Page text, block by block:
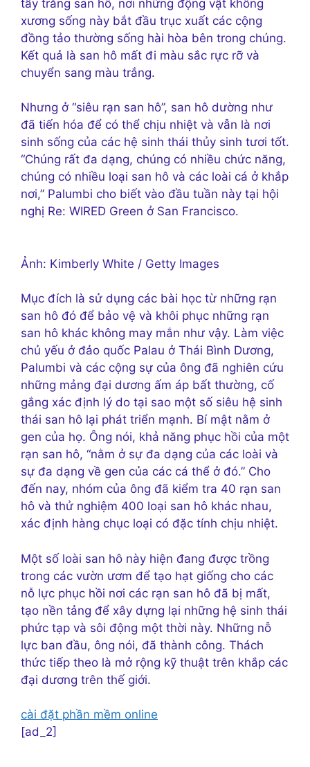
tẩy trắng san hô, nơi những động vật không
xương sống này bắt đầu trục xuất các cộng
đồng tảo thường sống hài hòa bên trong chúng.
Kết quả là san hô mất đi màu sắc rực rỡ và
chuyển sang màu trắng.
Nhưng ở “siêu rạn san hô”, san hô dường như
đã tiến hóa để có thể chịu nhiệt và vẫn là nơi
sinh sống của các hệ sinh thái thủy sinh tươi tốt.
“Chúng rất đa dạng, chúng có nhiều chức năng,
chúng có nhiều loại san hô và các loài cá ở khắp
nơi,” Palumbi cho biết vào đầu tuần này tại hội
nghị Re: WIRED Green ở San Francisco.
Ảnh: Kimberly White / Getty Images
Mục đích là sử dụng các bài học từ những rạn
san hô đó để bảo vệ và khôi phục những rạn
san hô khác không may mắn như vậy. Làm việc
chủ yếu ở đảo quốc Palau ở Thái Bình Dương,
Palumbi và các cộng sự của ông đã nghiên cứu
những mảng đại dương ấm áp bất thường, cố
gắng xác định lý do tại sao một số siêu hệ sinh
thái san hô lại phát triển mạnh. Bí mật nằm ở
gen của họ. Ông nói, khả năng phục hồi của một
rạn san hô, “nằm ở sự đa dạng của các loài và
sự đa dạng về gen của các cá thể ở đó.” Cho
đến nay, nhóm của ông đã kiểm tra 40 rạn san
hô và thử nghiệm 400 loại san hô khác nhau,
xác định hàng chục loại có đặc tính chịu nhiệt.
Một số loài san hô này hiện đang được trồng
trong các vườn ươm để tạo hạt giống cho các
nỗ lực phục hồi nơi các rạn san hô đã bị mất,
tạo nền tảng để xây dựng lại những hệ sinh thái
phức tạp và sôi động một thời này. Những nỗ
lực ban đầu, ông nói, đã thành công. Thách
thức tiếp theo là mở rộng kỹ thuật trên khắp các
đại dương trên thế giới.
cài đặt phần mềm online
[ad_2]